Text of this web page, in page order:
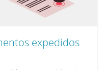
expedidos